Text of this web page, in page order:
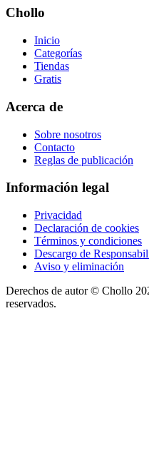
Chollo
Inicio
Categorías
Tiendas
Gratis
Acerca de
Sobre nosotros
Contacto
Reglas de publicación
Información legal
Privacidad
Declaración de cookies
Términos y condiciones
Descargo de
Aviso y eliminación
Derechos de autor © Chollo
reservados.